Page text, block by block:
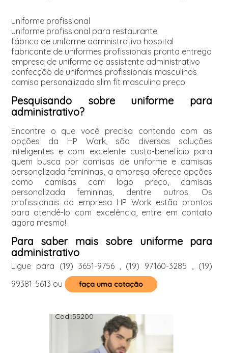
uniforme profissional
uniforme profissional para restaurante
fábrica de uniforme administrativo hospital
fabricante de uniformes profissionais pronta entrega
empresa de uniforme de assistente administrativo
confecção de uniformes profissionais masculinos
camisa personalizada slim fit masculina preço
Pesquisando sobre uniforme para
administrativo?
Encontre o que você precisa contando com as
opções da HP Work, são diversas soluções
inteligentes e com excelente custo-benefício para
quem busca por camisas de uniforme e camisas
personalizada femininas, a empresa oferece opções
como camisas com logo preço, camisas
personalizada femininas, dentre outros. Os
profissionais da empresa HP Work estão prontos
para atendê-lo com excelência, entre em contato
agora mesmo!
Para saber mais sobre uniforme para
administrativo
Ligue para (19) 3651-9756, (19) 97160-3285 , (19)
99381-5613 ou faça uma cotação
Cod.:55200